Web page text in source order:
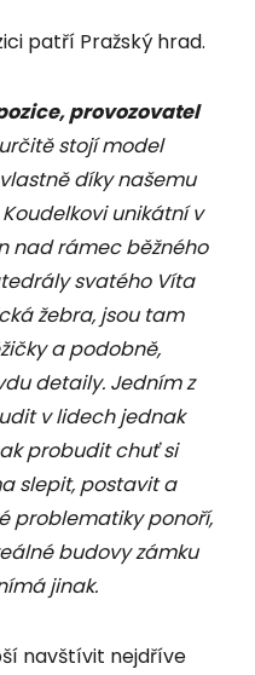
patří Pražský hrad.
provozovatel
stojí model
díky našemu
unikátní v
nad rámec běžného
svatého Víta
žebra, jsou tam
a podobně,
detaily. Jedním z
v lidech jednak
probudit chuť si
slepit, postavit a
problematiky ponoří,
budovy zámku
jinak.
navštívit nejdříve